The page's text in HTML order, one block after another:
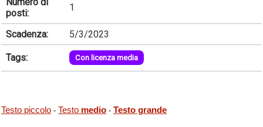
posti:
1
Scadenza: 5/3/2023
Tags: Con licenza media
Testo piccolo - Testo medio - Testo grande